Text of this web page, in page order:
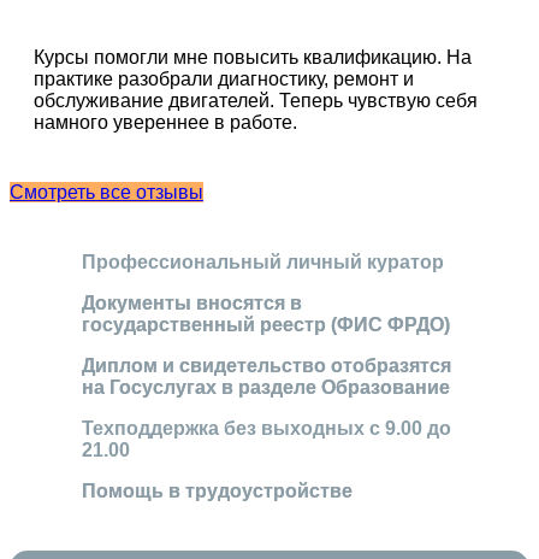
Курсы помогли мне повысить квалификацию. На
практике разобрали диагностику, ремонт и
обслуживание двигателей. Теперь чувствую себя
намного увереннее в работе.
Смотреть все отзывы
Профессиональный личный куратор
Документы вносятся в
государственный реестр (ФИС ФРДО)
Диплом и свидетельство отобразятся
на Госуслугах в разделе Образование
Техподдержка без выходных с 9.00 до
21.00
Помощь в трудоустройстве